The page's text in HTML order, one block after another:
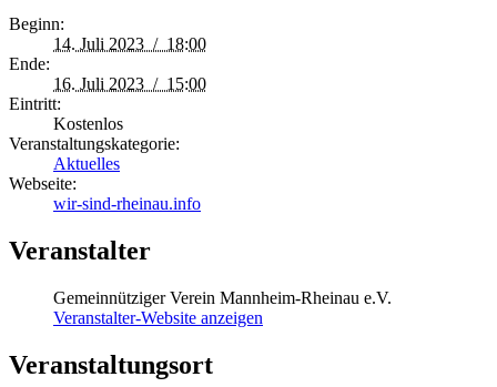
Beginn:
14. Juli 2023 / 18:00
Ende:
16. Juli 2023 / 15:00
Eintritt:
Kostenlos
Veranstaltungskategorie:
Aktuelles
Webseite:
wir-sind-rheinau.info
Veranstalter
Gemeinnütziger Verein Mannheim-Rheinau e.V.
Veranstalter-Website anzeigen
Veranstaltungsort